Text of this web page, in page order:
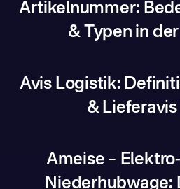
Artikelnummer:
& Typen in
Avis Logistik:
& Lieferavis
Ameise –
Niederhubwage: